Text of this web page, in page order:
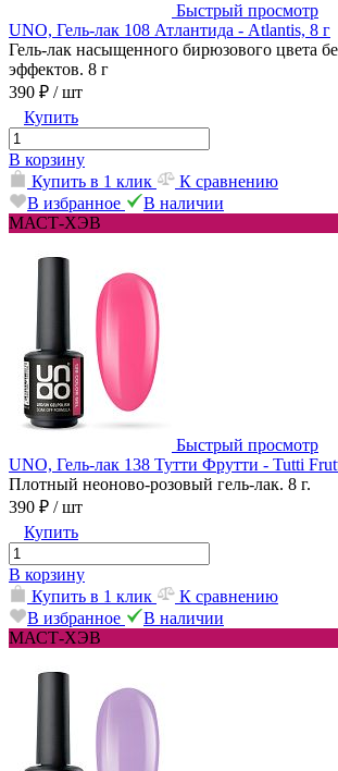
Быстрый просмотр
UNO, Гель-лак 108 Атлантида - Atlantis, 8 г
Гель-лак насыщенного бирюзового цвета
эффектов. 8 г
390 ₽ / шт
Купить
В корзину
Купить в 1 клик
К сравнению
В избранное
В наличии
МАСТ-ХЭВ
Быстрый просмотр
UNO, Гель-лак 138 Тутти Фрутти - Tutti
Плотный неоново-розовый гель-лак. 8 г.
390 ₽ / шт
Купить
В корзину
Купить в 1 клик
К сравнению
В избранное
В наличии
МАСТ-ХЭВ